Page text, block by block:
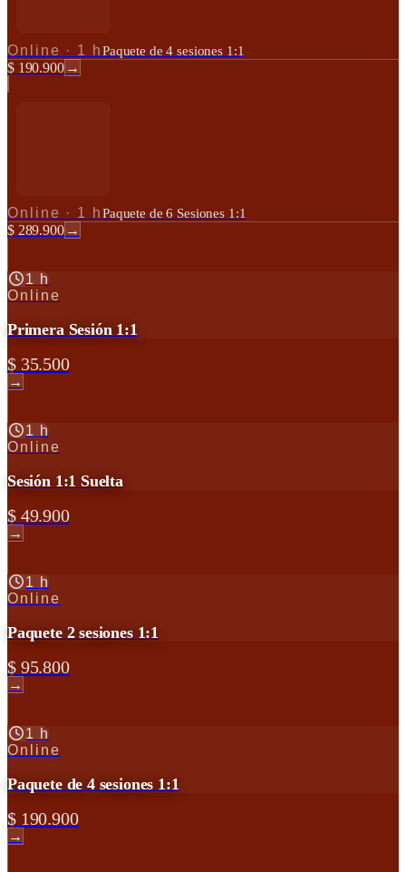
Online · 1 hPaquete de 4 sesiones 1:1
$ 190.900 →
Online · 1 hPaquete de 6 Sesiones 1:1
$ 289.900 →
1 h
Online
Primera Sesión 1:1
$ 35.500
→
1 h
Online
Sesión 1:1 Suelta
$ 49.900
→
1 h
Online
Paquete 2 sesiones 1:1
$ 95.800
→
1 h
Online
Paquete de 4 sesiones 1:1
$ 190.900
→